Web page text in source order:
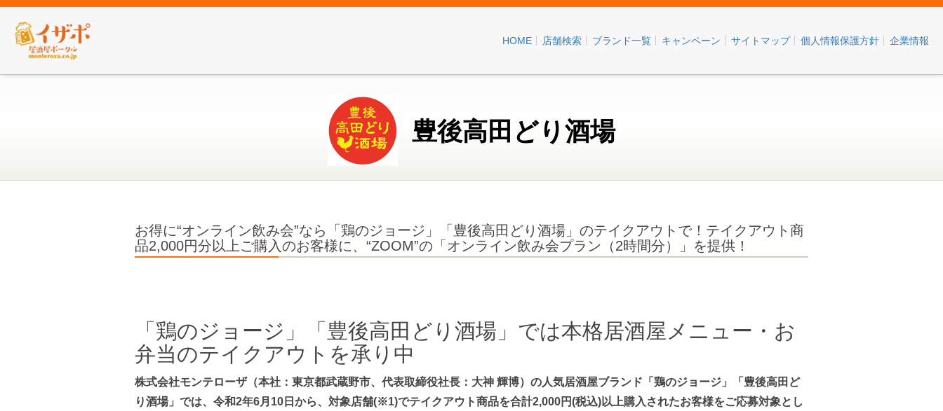
HOME 店舗検索 ブランド一覧 キャンペーン サイトマップ 個人情報保護方針 企業情報
豊後高田どり酒場
お得に“オンライン飲み会”なら「鶏のジョージ」「豊後高田どり酒場」のテイクアウトで！テイクアウト商
品2,000円分以上ご購入のお客様に、“ZOOM”の「オンライン飲み会プラン（2時間分）」を提供！
「鶏のジョージ」「豊後高田どり酒場」では本格居酒屋メニュー・お
弁当のテイクアウトを承り中
株式会社モンテローザ（本社：東京都武蔵野市、代表取締役社長：大神 輝博）の人気居酒屋ブランド「鶏のジョージ」「豊後高田ど
り酒場」では、令和2年6月10日から、対象店舗(※1)でテイクアウト商品を合計2,000円(税込)以上購入されたお客様をご応募対象とし